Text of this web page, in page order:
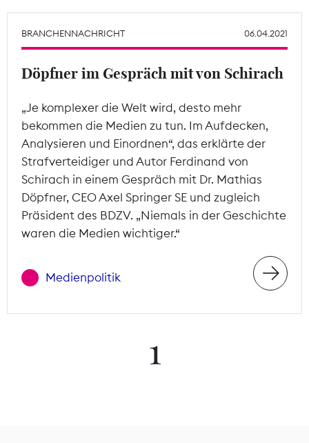
Mitgliederbereich
BRANCHENNACHRICHT 06.04.2021
Döpfner im Gespräch mit von Schirach
„Je komplexer die Welt wird, desto mehr
bekommen die Medien zu tun. Im Aufdecken,
Analysieren und Einordnen“, das erklärte der
Strafverteidiger und Autor Ferdinand von
Schirach in einem Gespräch mit Dr. Mathias
Döpfner, CEO Axel Springer SE und zugleich
Präsident des BDZV. „Niemals in der Geschichte
waren die Medien wichtiger.“
Medienpolitik
1